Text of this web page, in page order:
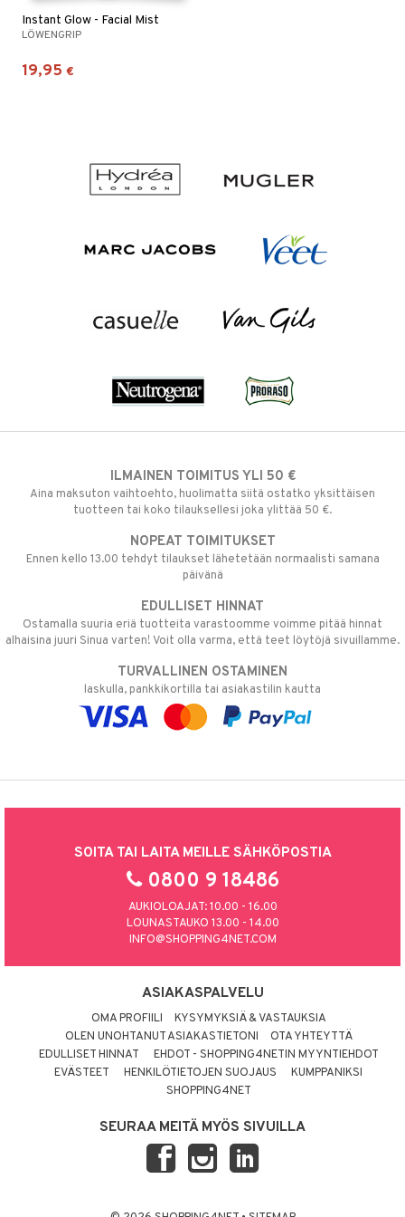
Instant Glow - Facial Mist
LÖWENGRIP
19,95 €
ILMAINEN TOIMITUS YLI 50 €
Aina maksuton vaihtoehto, huolimatta siitä ostatko yksittäisen
tuotteen tai koko tilauksellesi joka ylittää 50 €.
NOPEAT TOIMITUKSET
Ennen kello 13.00 tehdyt tilaukset lähetetään normaalisti samana
päivänä
EDULLISET HINNAT
Ostamalla suuria eriä tuotteita varastoomme voimme pitää hinnat
alhaisina juuri Sinua varten! Voit olla varma, että teet löytöjä sivuillamme.
TURVALLINEN OSTAMINEN
laskulla, pankkikortilla tai asiakastilin kautta
SOITA TAI LAITA MEILLE SÄHKÖPOSTIA
0800 9 18486
AUKIOLOAJAT: 10.00 - 16.00
LOUNASTAUKO 13.00 - 14.00
INFO@SHOPPING4NET.COM
ASIAKASPALVELU
OMA PROFIILI
KYSYMYKSIÄ & VASTAUKSIA
OLEN UNOHTANUT ASIAKASTIETONI
OTA YHTEYTTÄ
EDULLISET HINNAT
EHDOT - SHOPPING4NETIN MYYNTIEHDOT
EVÄSTEET
HENKILÖTIETOJEN SUOJAUS
KUMPPANIKSI
SHOPPING4NET
SEURAA MEITÄ MYÖS SIVUILLA